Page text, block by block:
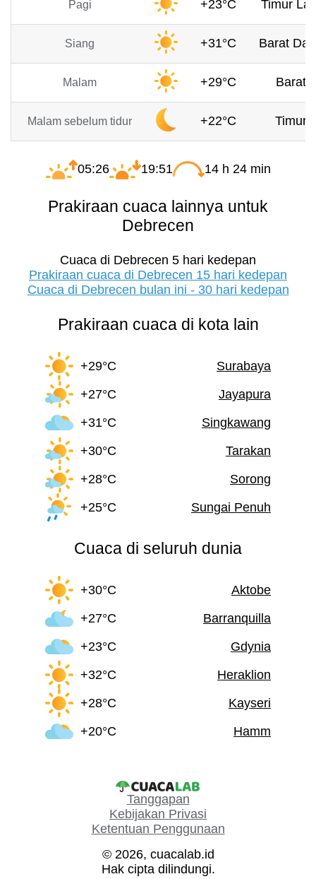
Pagi +23°C Timur
Siang +31°C Barat
Malam +29°C Barat,
Malam sebelum tidur +22°C Timur,
05:26 19:51 14 h 24 min
Prakiraan cuaca lainnya untuk
Debrecen
Cuaca di Debrecen 5 hari kedepan
Prakiraan cuaca di Debrecen 15 hari kedepan
Cuaca di Debrecen bulan ini - 30 hari kedepan
Prakiraan cuaca di kota lain
+29°C
Surabaya
+27°C
Jayapura
+31°C
Singkawang
+30°C
Tarakan
+28°C
Sorong
+25°C
Sungai Penuh
Cuaca di seluruh dunia
+30°C
Aktobe
+27°C
Barranquilla
+23°C
Gdynia
+32°C
Heraklion
+28°C
Kayseri
+20°C
Hamm
Tanggapan
Kebijakan Privasi
Ketentuan Penggunaan
© 2026, cuacalab.id
Hak cipta dilindungi.